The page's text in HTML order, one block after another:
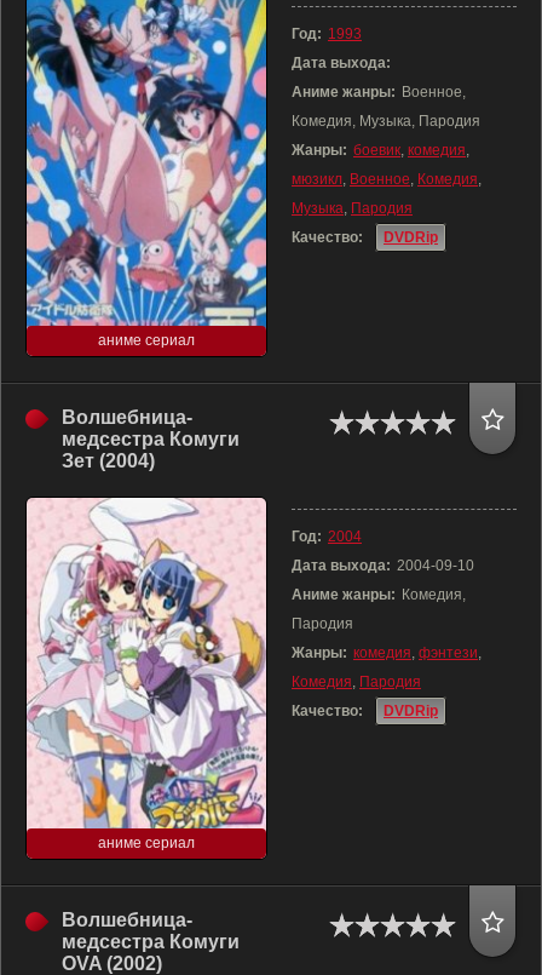
аниме сериал
Год: 1993
Дата выхода:
Аниме жанры: Военное,
Комедия, Музыка, Пародия
Жанры: боевик, комедия,
мюзикл, Военное, Комедия,
Музыка, Пародия
Качество:
DVDRip
Волшебница-
медсестра Комуги
Зет (2004)
аниме сериал
Год: 2004
Дата выхода: 2004-09-10
Аниме жанры: Комедия,
Пародия
Жанры: комедия, фэнтези,
Комедия, Пародия
Качество:
DVDRip
Волшебница-
медсестра Комуги
OVA (2002)